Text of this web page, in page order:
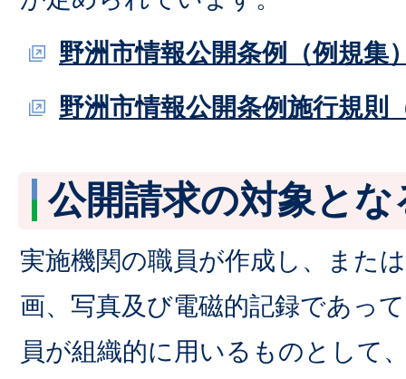
野洲市情報公開条例（例規集
野洲市情報公開条例施行規則
公開請求の対象とな
実施機関の職員が作成し、また
画、写真及び電磁的記録であっ
員が組織的に用いるものとして